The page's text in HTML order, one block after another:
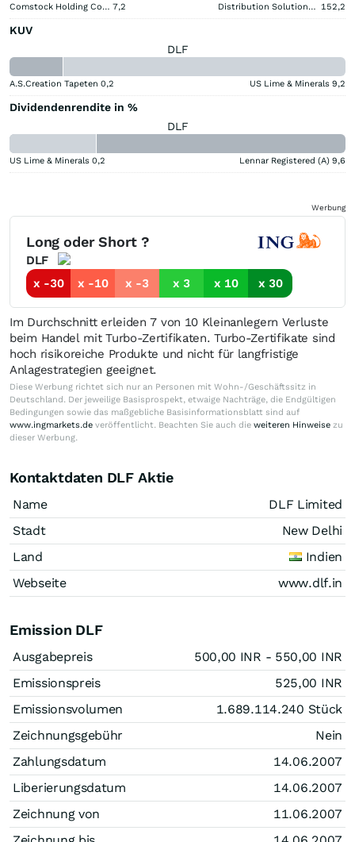
Comstock Holding Companies Registered (A) 7,2 Distribution Solutions Group 152,2
KUV
DLF
A.S.Creation Tapeten 0,2 US Lime & Minerals 9,2
Dividendenrendite in %
DLF
US Lime & Minerals 0,2 Lennar Registered (A) 9,6
Werbung
Long oder Short ?
DLF
x -30
x -10 x -3 x 3 x 10 x 30
Im Durchschnitt erleiden 7 von 10 Kleinanlegern Verluste
beim Handel mit Turbo-Zertifikaten. Turbo-Zertifikate sind
hoch risikoreiche Produkte und nicht für langfristige
Anlagestrategien geeignet.
Diese Werbung richtet sich nur an Personen mit Wohn-/Geschäftssitz in
Deutschland. Der jeweilige Basisprospekt, etwaige Nachträge, die Endgültigen
Bedingungen sowie das maßgebliche Basisinformationsblatt sind auf
www.ingmarkets.de veröffentlicht. Beachten Sie auch die weiteren Hinweise zu
dieser Werbung.
Kontaktdaten DLF Aktie
Name
DLF Limited
Stadt
New Delhi
Land
Indien
Webseite
www.dlf.in
Emission DLF
Ausgabepreis 500,00 INR - 550,00 INR
Emissionspreis
525,00 INR
Emissionsvolumen
1.689.114.240 Stück
Zeichnungsgebühr
Nein
Zahlungsdatum
14.06.2007
Liberierungsdatum
14.06.2007
Zeichnung von
11.06.2007